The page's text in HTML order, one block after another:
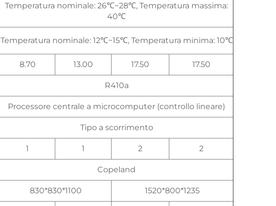
Temperatura nominale: 26℃~28℃, Temperatura massima:
40℃
Temperatura nominale: 12℃~15℃, Temperatura minima: 10℃
8.70 13.00 17.50 17.50
R410a
Processore centrale a microcomputer (controllo lineare)
Tipo a scorrimento
1 1 2 2
Copeland
830*830*1100 1520*800*1235